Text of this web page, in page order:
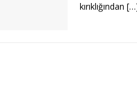
kırıklığından